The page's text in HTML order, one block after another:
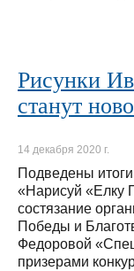
Рисунки
станут
14 декабря 2020 г.
Подведены итоги
«Нарисуй «Елку
состязание
Победы и
Федоровой
призерами